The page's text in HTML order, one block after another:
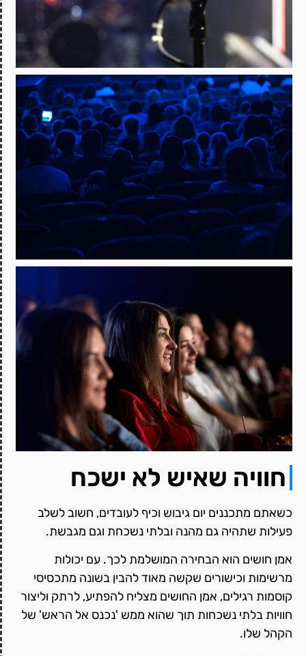
חוויה שאיש לא ישכח
כשאתם מתכננים יום גיבוש וכיף לעובדים, חשוב לשלב
פעילות שתהיה גם מהנה ובלתי נשכחת וגם מגבשת.
אמן חושים הוא הבחירה המושלמת לכך. עם יכולות
מרשימות וכישורים שקשה מאוד להבין בשונה מתכסיסי
קוסמות רגילים, אמן החושים מצליח להפתיע, לרתק וליצור
חוויות בלתי נשכחות תוך שהוא ממש 'נכנס אל הראש' של
הקהל שלו.